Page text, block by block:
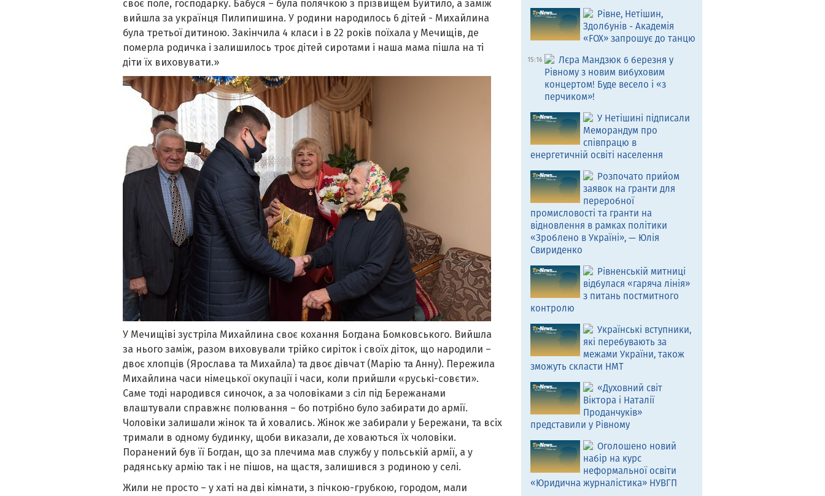
своє поле, господарку. Бабуся – була полячкою з прізвищем Буйтило, а заміж
вийшла за українця Пилипишина. У родини народилось 6 дітей - Михайлина
була третьої дитиною. Закінчила 4 класи і в 22 років поїхала у Мечищів, де
померла родичка і залишилось троє дітей сиротами і наша мама пішла на ті
діти їх виховувати.»
У Мечищіві зустріла Михайлина своє кохання Богдана Бомковського. Вийшла
за нього заміж, разом виховували трійко сиріток і своїх діток, що народили –
двоє хлопців (Ярослава та Михайла) та двоє дівчат (Марію та Анну). Пережила
Михайлина часи німецької окупації і часи, коли прийшли «руські-совєти».
Саме тоді народився синочок, а за чоловіками з сіл під Бережанами
влаштували справжнє полювання – бо потрібно було забирати до армії.
Чоловіки залишали жінок та й ховались. Жінок же забирали у Бережани, та всіх
тримали в одному будинку, щоби виказали, де ховаються їх чоловіки.
Поранений був її Богдан, що за плечима мав службу у польській армії, а у
радянську армію так і не пішов, на щастя, залишився з родиною у селі.
Жили не просто – у хаті на дві кімнати, з пічкою-грубкою, городом, мали
Рівне, Нетішин,
Здолбунів - Академія
«FOX» запрошує до танцю
15:16
Лєра Мандзюк 6 березня у
Рівному з новим вибуховим
концертом! Буде весело і «з
перчиком»!
У Нетішині підписали
Меморандум про
співпрацю в
енергетичній освіті населення
Розпочато прийом
заявок на гранти для
переробної
промисловості та гранти на
відновлення в рамках політики
«Зроблено в Україні», — Юлія
Свириденко
Рівненській митниці
відбулася «гаряча лінія»
з питань постмитного
контролю
Українські вступники,
які перебувають за
межами України, також
зможуть скласти НМТ
«Духовний світ
Віктора і Наталії
Проданчуків»
представили у Рівному
Оголошено новий
набір на курс
неформальної освіти
«Юридична журналістика» НУВГП